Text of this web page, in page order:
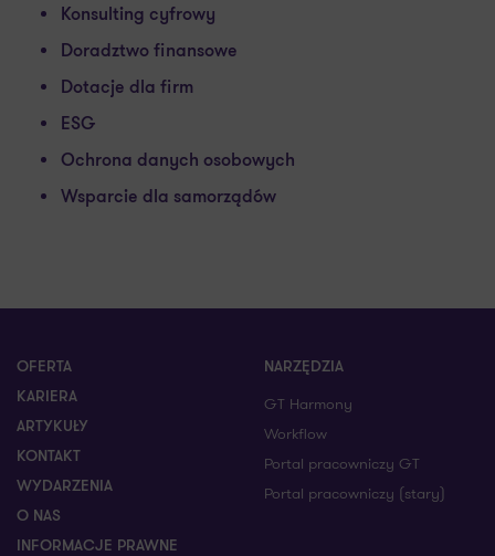
Konsulting cyfrowy
Doradztwo finansowe
Dotacje dla firm
ESG
Ochrona danych osobowych
Wsparcie dla samorządów
OFERTA
KARIERA
ARTYKUŁY
KONTAKT
WYDARZENIA
O NAS
INFORMACJE PRAWNE
NARZĘDZIA
GT Harmony
Workflow
Portal pracowniczy GT
Portal pracowniczy (stary)